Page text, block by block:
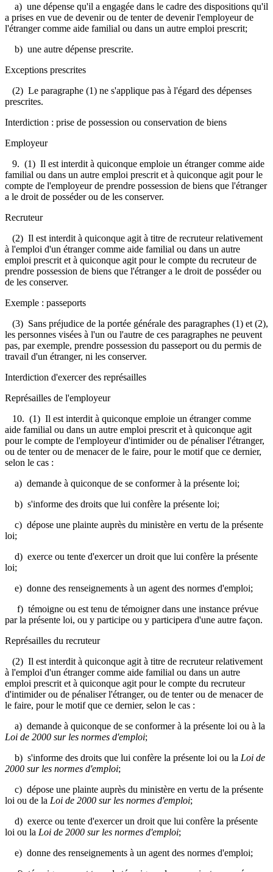
a) une dépense qu'il a engagée dans le cadre des dispositions qu'il
a prises en vue de devenir ou de tenter de devenir l'employeur de
l'étranger comme aide familial ou dans un autre emploi prescrit;
b) une autre dépense prescrite.
Exceptions prescrites
(2) Le paragraphe (1) ne s'applique pas à l'égard des dépenses
prescrites.
Interdiction : prise de possession ou conservation de biens
Employeur
9. (1) Il est interdit à quiconque emploie un étranger comme aide
familial ou dans un autre emploi prescrit et à quiconque agit pour le
compte de l'employeur de prendre possession de biens que l'étranger
a le droit de posséder ou de les conserver.
Recruteur
(2) Il est interdit à quiconque agit à titre de recruteur relativement
à l'emploi d'un étranger comme aide familial ou dans un autre
emploi prescrit et à quiconque agit pour le compte du recruteur de
prendre possession de biens que l'étranger a le droit de posséder ou
de les conserver.
Exemple : passeports
(3) Sans préjudice de la portée générale des paragraphes (1) et (2),
les personnes visées à l'un ou l'autre de ces paragraphes ne peuvent
pas, par exemple, prendre possession du passeport ou du permis de
travail d'un étranger, ni les conserver.
Interdiction d'exercer des représailles
Représailles de l'employeur
10. (1) Il est interdit à quiconque emploie un étranger comme
aide familial ou dans un autre emploi prescrit et à quiconque agit
pour le compte de l'employeur d'intimider ou de pénaliser l'étranger,
ou de tenter ou de menacer de le faire, pour le motif que ce dernier,
selon le cas :
a) demande à quiconque de se conformer à la présente loi;
b) s'informe des droits que lui confère la présente loi;
c) dépose une plainte auprès du ministère en vertu de la présente
loi;
d) exerce ou tente d'exercer un droit que lui confère la présente
loi;
e) donne des renseignements à un agent des normes d'emploi;
f) témoigne ou est tenu de témoigner dans une instance prévue
par la présente loi, ou y participe ou y participera d'une autre façon.
Représailles du recruteur
(2) Il est interdit à quiconque agit à titre de recruteur relativement
à l'emploi d'un étranger comme aide familial ou dans un autre
emploi prescrit et à quiconque agit pour le compte du recruteur
d'intimider ou de pénaliser l'étranger, ou de tenter ou de menacer de
le faire, pour le motif que ce dernier, selon le cas :
a) demande à quiconque de se conformer à la présente loi ou à la
Loi de 2000 sur les normes d'emploi;
b) s'informe des droits que lui confère la présente loi ou la Loi de
2000 sur les normes d'emploi;
c) dépose une plainte auprès du ministère en vertu de la présente
loi ou de la Loi de 2000 sur les normes d'emploi;
d) exerce ou tente d'exercer un droit que lui confère la présente
loi ou la Loi de 2000 sur les normes d'emploi;
e) donne des renseignements à un agent des normes d'emploi;